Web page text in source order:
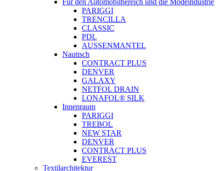
Für den Automobilbereich und die Modeindustrie
PARIGGI
TRENCILLA
CLASSIC
PDL
AUSSENMANTEL
Nautisch
CONTRACT PLUS
DENVER
GALAXY
NETFOL DRAIN
LONAFOL® SILK
Innenraum
PARIGGI
TREBOL
NEW STAR
DENVER
CONTRACT PLUS
EVEREST
Textilarchitektur